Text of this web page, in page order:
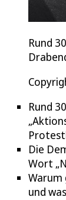
Rund
Rund
Die
Wort
Warum
und